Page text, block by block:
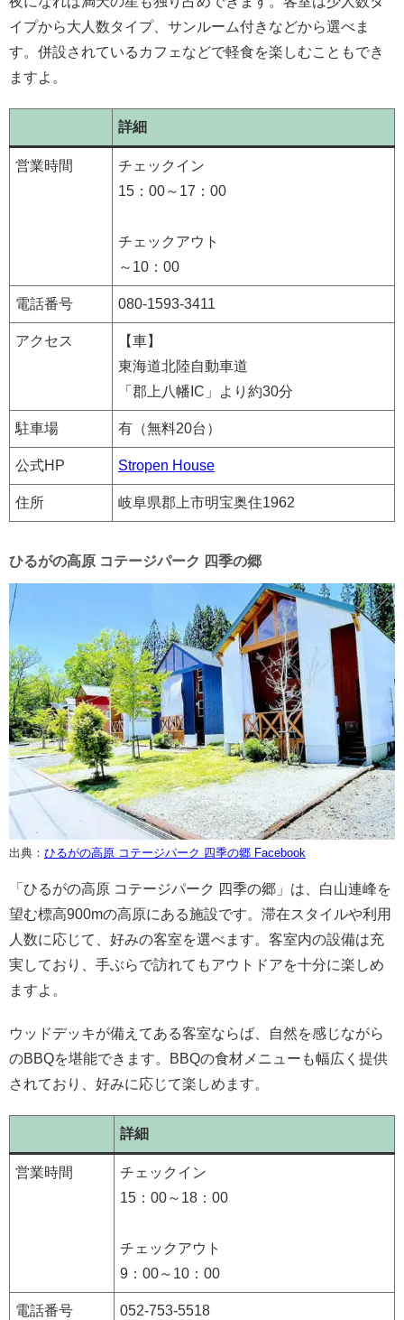
イプから大人数タイプ、サンルーム付きなどから選べま
す。併設されているカフェなどで軽食を楽しむこともでき
ますよ。
詳細
営業時間
チェックイン
15：00～17：00
チェックアウト
～10：00
電話番号 080-1593-3411
アクセス
【車】
東海道北陸自動車道
「郡上八幡IC」より約30分
駐車場 有（無料20台）
公式HP Stropen House
住所 岐阜県郡上市明宝奥住1962
ひるがの高原 コテージパーク 四季の郷
出典： ひるがの高原 コテージパーク 四季の郷 Facebook
「ひるがの高原 コテージパーク 四季の郷」は、白山連峰を
望む標高900mの高原にある施設です。滞在スタイルや利用
人数に応じて、好みの客室を選べます。客室内の設備は充
実しており、手ぶらで訪れてもアウトドアを十分に楽しめ
ますよ。
ウッドデッキが備えてある客室ならば、自然を感じながら
のBBQを堪能できます。BBQの食材メニューも幅広く提供
されており、好みに応じて楽しめます。
詳細
営業時間
チェックイン
15：00～18：00
チェックアウト
9：00～10：00
電話番号 052-753-5518